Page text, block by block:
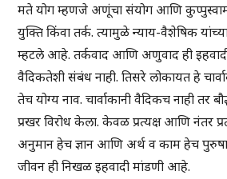
मते योग म्हणजे अणूंचा संयोग आणि
युक्ति किंवा तर्क. त्यामुळे न्याय-वैशेषिक यांच्या
म्हटले आहे. तर्कवाद आणि अणुवाद ही
वैदिकतेशी संबंध नाही. तिसरे लोकायत हे
तेच योग्य नाव. चार्वाकानी वैदिकच नाही तर
प्रखर विरोध केला. केवळ प्रत्यक्ष आणि नंतर
अनुमान हेच ज्ञान आणि अर्थ व काम हेच
जीवन ही निखळ इहवादी मांडणी आहे.